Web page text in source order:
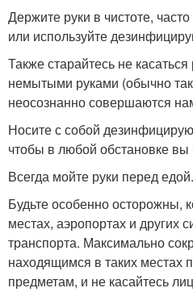
Держите руки в чистоте,
или используйте
Также старайтесь не
немытыми руками (обычно
неосознанно совершаются
Носите с собой
чтобы в любой обстановке вы
Всегда мойте руки перед едой.
Будьте особенно осторожны,
местах, аэропортах и других
транспорта. Максимально
находящимся в таких местах
предметам, и не касайтесь